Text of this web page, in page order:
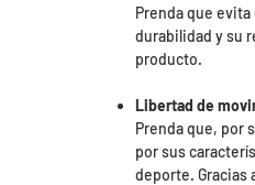
Prenda que
durabilidad y su
producto.
Libertad de
Prenda que, por
por sus
deporte. Gracias